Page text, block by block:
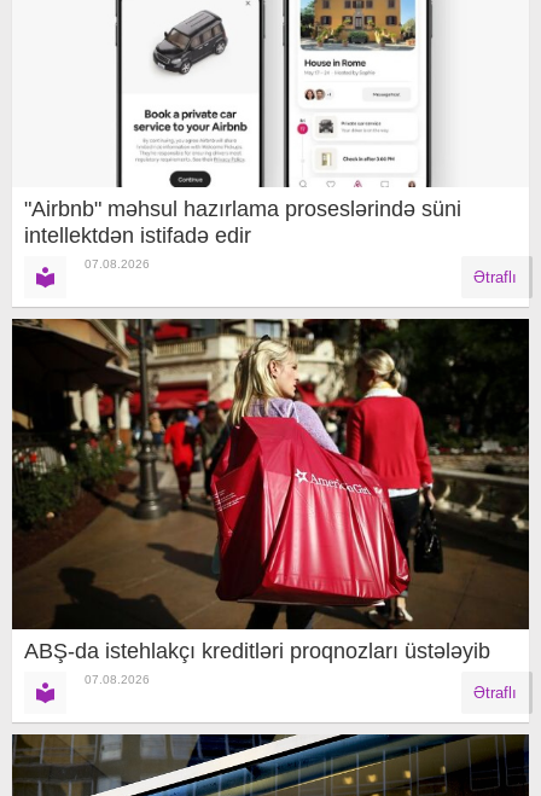
"Airbnb" məhsul hazırlama proseslərində süni
intellektdən istifadə edir
07.08.2026
Ətraflı
ABŞ-da istehlakçı kreditləri proqnozları üstələyib
07.08.2026
Ətraflı